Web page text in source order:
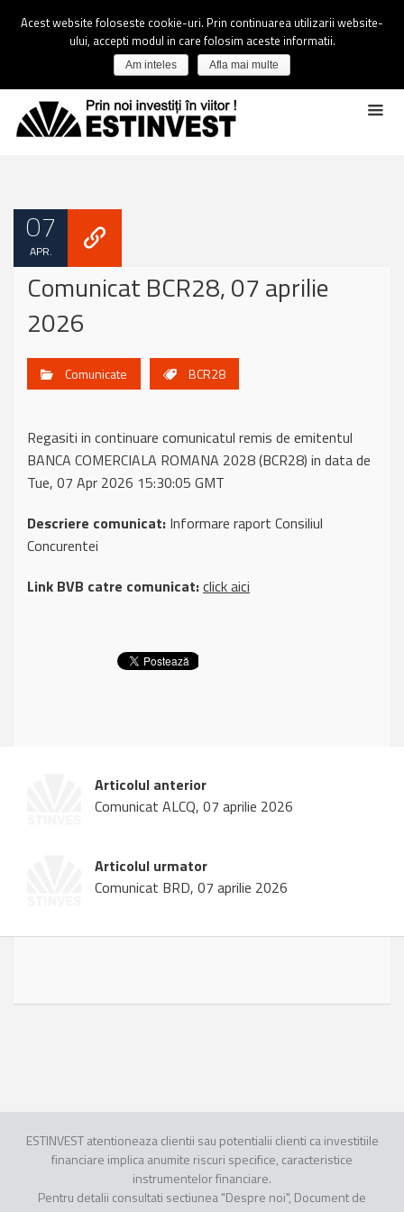
07
APR.
Comunicat BCR28, 07 aprilie
2026
Comunicate BCR28
Regasiti in continuare comunicatul remis de emitentul
BANCA COMERCIALA ROMANA 2028 (BCR28) in data de
Tue, 07 Apr 2026 15:30:05 GMT
Descriere comunicat: Informare raport Consiliul
Concurentei
Link BVB catre comunicat:click aici
Articolul anterior
Comunicat ALCQ, 07 aprilie 2026
Articolul urmator
Comunicat BRD, 07 aprilie 2026
ESTINVEST atentioneaza clientii sau potentialii clienti ca investitiile
financiare implica anumite riscuri specifice, caracteristice
instrumentelor financiare.
Pentru detalii consultati sectiunea "Despre noi", Document de
Acest website foloseste cookie-uri. Prin continuarea utilizarii website-
ului, accepti modul in care folosim aceste informatii.
Am inteles Afla mai multe